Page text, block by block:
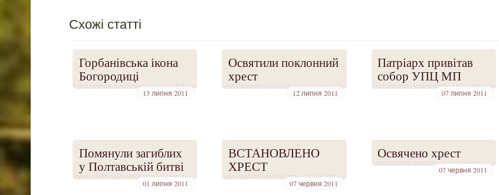
Схожі статті
Горбанівська ікона
Богородиці
13 липня 2011
Освятили поклонний
хрест
12 липня 2011
Патріарх привітав
собор УПЦ МП
07 липня 2011
Помянули загиблих
у Полтавській битві
01 липня 2011
ВСТАНОВЛЕНО
ХРЕСТ
07 червня 2011
Освячено хрест
07 червня 2011